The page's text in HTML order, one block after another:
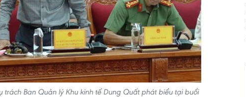
Ban Quản lý Khu kinh tế Dung Quất phát biểu tại buổi